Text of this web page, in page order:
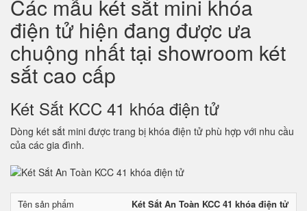
Các mẫu két sắt mini khóa
điện tử hiện đang được ưa
chuộng nhất tại showroom két
sắt cao cấp
Két Sắt KCC 41 khóa điện tử
Dòng két sắt mini được trang bị khóa điện tử phù hợp với nhu cầu
của các gia đình.
Tên sản phẩm
Két Sắt An Toàn KCC 41 khóa điện tử